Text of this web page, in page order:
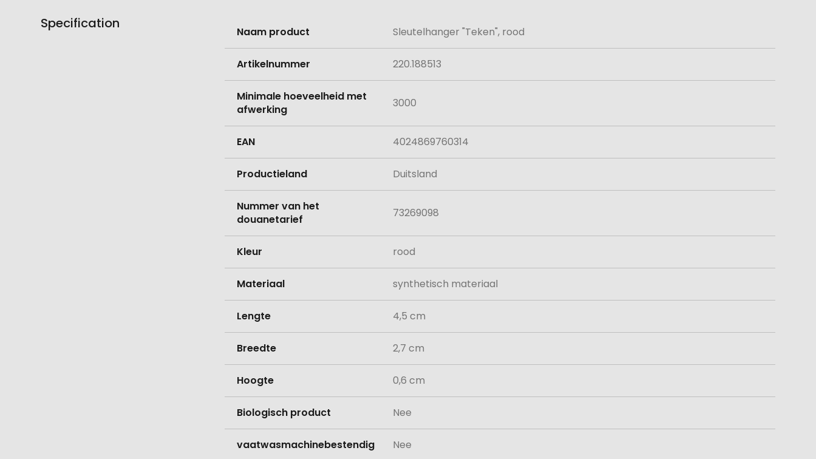
Specification
informatie
Naam product Sleutelhanger "Teken", rood
Artikelnummer 220.188513
Minimale hoeveelheid met
afwerking
3000
EAN 4024869760314
Productieland Duitsland
Nummer van het
douanetarief
73269098
Kleur rood
Materiaal synthetisch materiaal
Lengte 4,5 cm
Breedte 2,7 cm
Hoogte 0,6 cm
Biologisch product Nee
vaatwasmachinebestendig Nee